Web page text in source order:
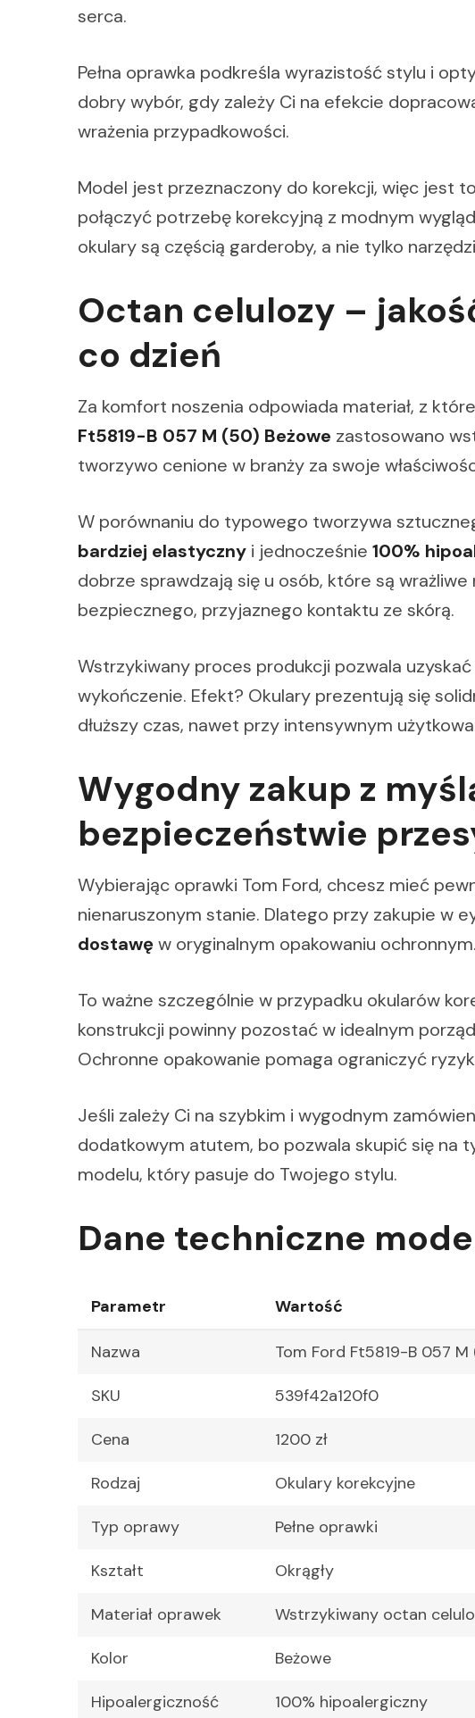
serca.
Pełna oprawka podkreśla wyrazistość stylu i
dobry wybór, gdy zależy Ci na efekcie
wrażenia przypadkowości.
Model jest przeznaczony do korekcji, więc jest
połączyć potrzebę korekcyjną z modnym
okulary są częścią garderoby, a nie tylko
Octan celulozy –
co dzień
Za komfort noszenia odpowiada materiał, z
Ft5819-B 057 M (50) Beżowe zastosowano
tworzywo cenione w branży za swoje
W porównaniu do typowego tworzywa
bardziej elastyczny i jednocześnie 100%
dobrze sprawdzają się u osób, które są wrażliwe
bezpiecznego, przyjaznego kontaktu ze skórą.
Wstrzykiwany proces produkcji pozwala
wykończenie. Efekt? Okulary prezentują się
dłuższy czas, nawet przy intensywnym
Wygodny zakup z
bezpieczeństwie
Wybierając oprawki Tom Ford, chcesz mieć
nienaruszonym stanie. Dlatego przy zakupie w
dostawęw oryginalnym opakowaniu ochronnym.
To ważne szczególnie w przypadku okularów
konstrukcji powinny pozostać w idealnym
Ochronne opakowanie pomaga ograniczyć
Jeśli zależy Ci na szybkim i wygodnym
dodatkowym atutem, bo pozwala skupić się na
modelu, który pasuje do Twojego stylu.
Dane techniczne
Parametr Wartość
Nazwa Tom Ford Ft5819-B 057 M
SKU 539f42a120f0
Cena 1200 zł
Rodzaj Okulary korekcyjne
Typ oprawy Pełne oprawki
Kształt Okrągły
Materiał oprawek Wstrzykiwany octan
Kolor Beżowe
Hipoalergiczność 100% hipoalergiczny